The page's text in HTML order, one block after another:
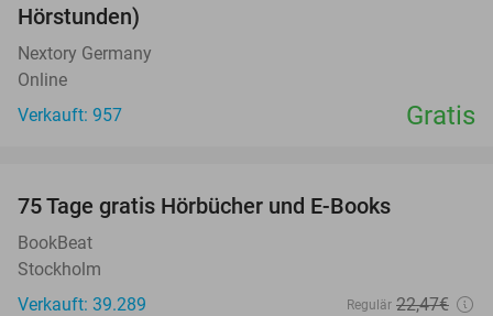
Hörstunden)
Nextory Germany
Online
Verkauft: 957
Gratis
75 Tage gratis Hörbücher und E-Books
BookBeat
Stockholm
Verkauft: 39.289
Regulär 22,47€